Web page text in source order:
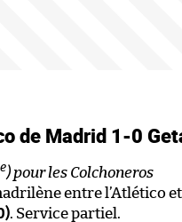
de Madrid 1-0
e) pour les Colchoneros
entre l’Atlético
. Service partiel.